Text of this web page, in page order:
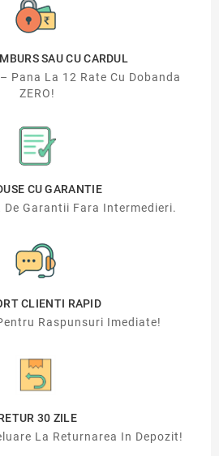
SAU CU CARDUL
Pana La 12 Rate Cu Dobanda
ZERO!
CU GARANTIE
De Garantii Fara Intermedieri.
CLIENTI RAPID
Raspunsuri Imediate!
30 ZILE
La Returnarea In Depozit!